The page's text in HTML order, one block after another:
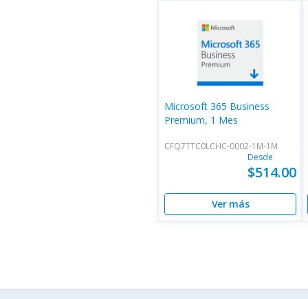
Microsoft 365 Business
Premium, 1 Mes
CFQ7TTC0LCHC-0002-1M-1M
Desde
$514.00
Ver más